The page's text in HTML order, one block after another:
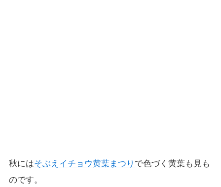
秋にはそぶえイチョウ黄葉まつり で色づく黄葉も見も
のです。